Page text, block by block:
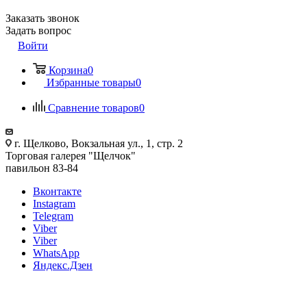
Заказать звонок
Задать вопрос
Войти
Корзина0
Избранные товары0
Сравнение товаров0
г. Щелково, Вокзальная ул., 1, стр. 2
Торговая галерея "Щелчок"
павильон 83-84
Вконтакте
Instagram
Telegram
Viber
Viber
WhatsApp
Яндекс.Дзен